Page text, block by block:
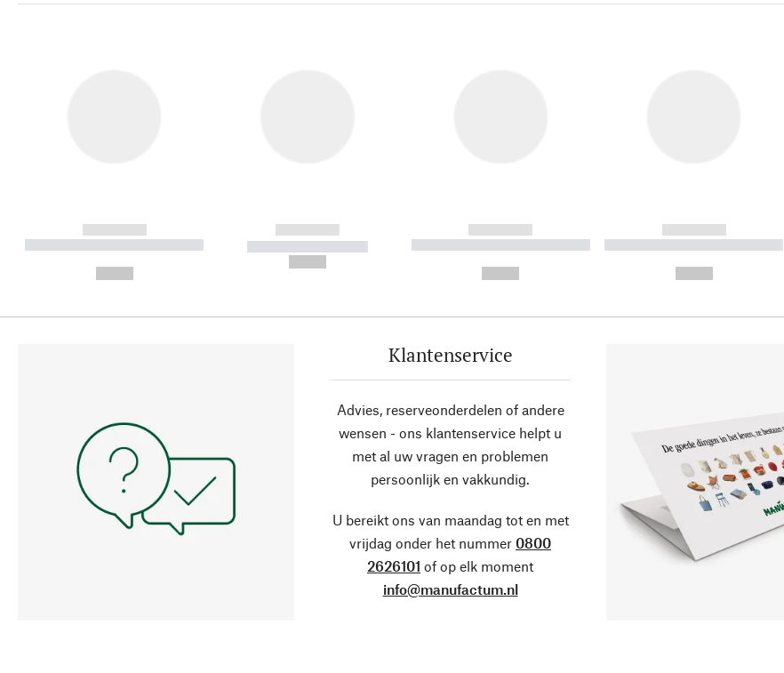
------------
----------- ----------- ----------
------------
----------- -----------
------------
----------- ----------- ----------
------------
----------- ----------- ----------
Klantenservice
Advies, reserveonderdelen of andere
wensen - ons klantenservice helpt u
met al uw vragen en problemen
persoonlijk en vakkundig.
U bereikt ons van maandag tot en met
vrijdag onder het nummer 0800
2626101 of op elk moment
info@manufactum.nl